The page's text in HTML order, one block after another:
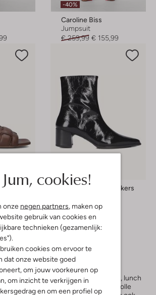
Jum, cookies!
onze negen partners , maken op
gebruik van cookies en
technieken (gezamenlijk:
cookies om ervoor te
dat onze website goed
om jouw voorkeuren op
om inzicht te verkrijgen in
en om een profiel op
-40%
Caroline Biss
Jumpsuit
€ 259,99 € 155,99
-30%
Vagabond Shoemakers
€ 169,99 € 118,99
die perfect is voor een verjaardag, lunch
laarzen met een kleine hak een stijlvolle